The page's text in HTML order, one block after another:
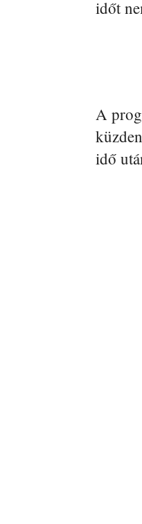
időt
A
idő